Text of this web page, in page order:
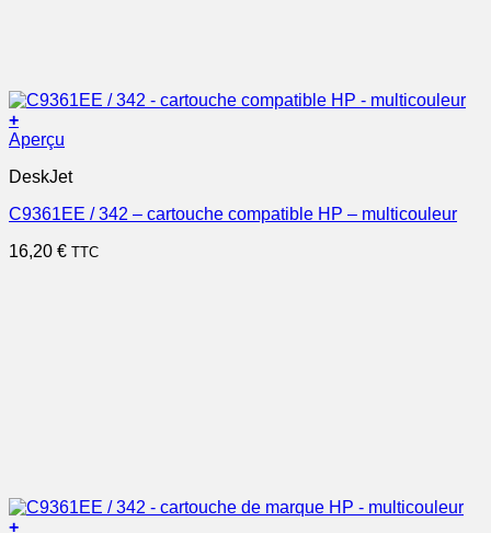
+
Aperçu
DeskJet
C9361EE / 342 – cartouche compatible HP – multicouleur
16,20 € TTC
+